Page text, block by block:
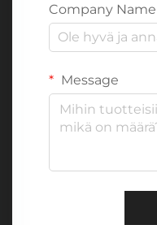
Company Name
Message